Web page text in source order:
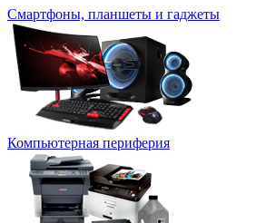
Смартфоны, планшеты и гаджеты
Компьютерная периферия